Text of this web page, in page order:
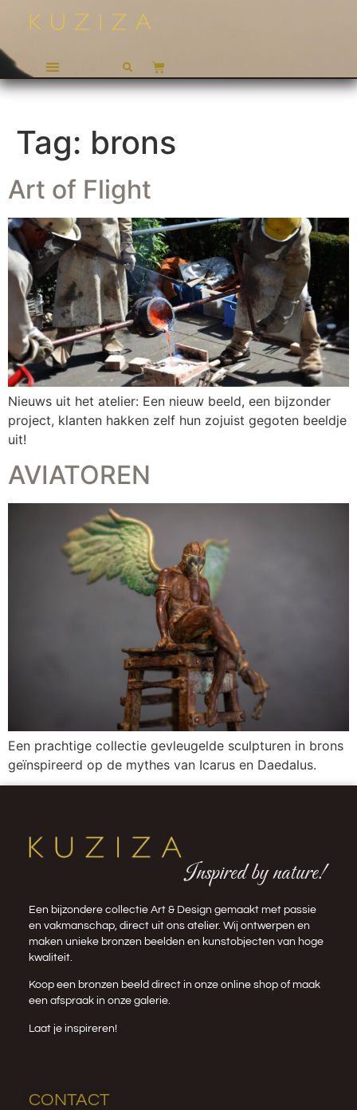
Tag: brons
Art of Flight
Nieuws uit het atelier: Een nieuw beeld, een bijzonder
project, klanten hakken zelf hun zojuist gegoten beeldje
uit!
AVIATOREN
Een prachtige collectie gevleugelde sculpturen in brons
geïnspireerd op de mythes van Icarus en Daedalus.
Inspired by nature!
Een bijzondere collectie Art & Design gemaakt met passie
en vakmanschap, direct uit ons atelier. Wij ontwerpen en
maken unieke bronzen beelden en kunstobjecten van hoge
kwaliteit.
Koop een bronzen beeld direct in onze online shopof maak
een afspraak in onze galerie.
Laat je inspireren!
CONTACT